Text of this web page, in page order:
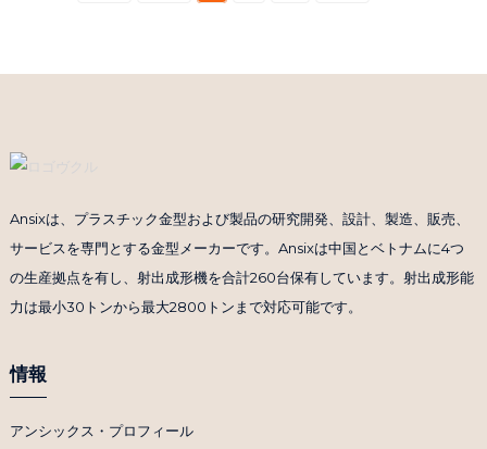
Ansixは、プラスチック金型および製品の研究開発、設計、製造、販売、
サービスを専門とする金型メーカーです。Ansixは中国とベトナムに4つ
の生産拠点を有し、射出成形機を合計260台保有しています。射出成形能
力は最小30トンから最大2800トンまで対応可能です。
情報
アンシックス・プロフィール